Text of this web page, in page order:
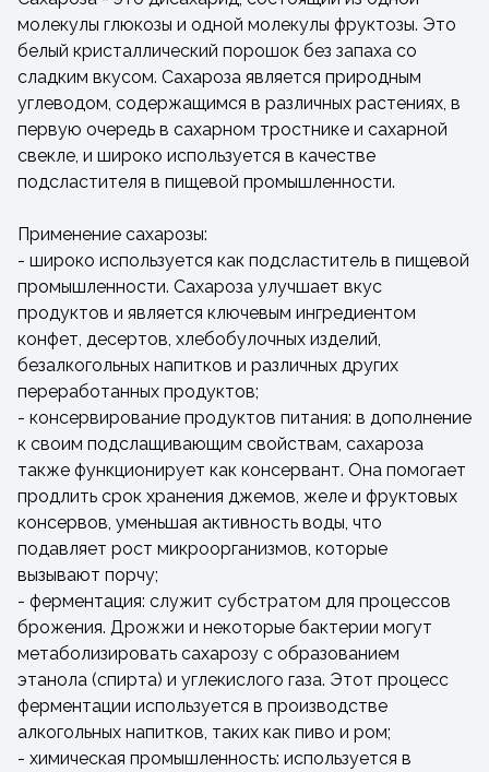
молекулы глюкозы и одной молекулы фруктозы. Это
белый кристаллический порошок без запаха со
сладким вкусом. Сахароза является природным
углеводом, содержащимся в различных растениях, в
первую очередь в сахарном тростнике и сахарной
свекле, и широко используется в качестве
подсластителя в пищевой промышленности.
Применение сахарозы:
- широко используется как подсластитель в пищевой
промышленности. Сахароза улучшает вкус
продуктов и является ключевым ингредиентом
конфет, десертов, хлебобулочных изделий,
безалкогольных напитков и различных других
переработанных продуктов;
- консервирование продуктов питания: в дополнение
к своим подслащивающим свойствам, сахароза
также функционирует как консервант. Она помогает
продлить срок хранения джемов, желе и фруктовых
консервов, уменьшая активность воды, что
подавляет рост микроорганизмов, которые
вызывают порчу;
- ферментация: служит субстратом для процессов
брожения. Дрожжи и некоторые бактерии могут
метаболизировать сахарозу с образованием
этанола (спирта) и углекислого газа. Этот процесс
ферментации используется в производстве
алкогольных напитков, таких как пиво и ром;
- химическая промышленность: используется в